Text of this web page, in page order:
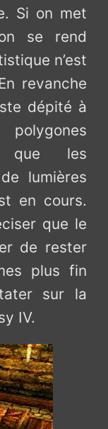
Si on met
se rend
n’est
revanche
dépité à
que les
lumières
en cours.
que le
de rester
plus fin
sur la
IV.